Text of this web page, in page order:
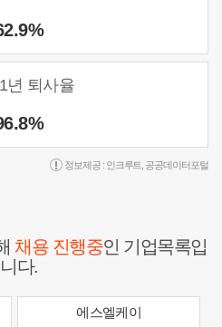
년 퇴사율
정보제공 : 인크루트 공공데이터포털
채용 진행중인 기업목록입
니다.
에스엘케이